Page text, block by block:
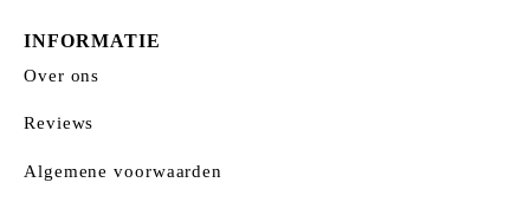
INFORMATIE
Over ons
Reviews
Algemene voorwaarden